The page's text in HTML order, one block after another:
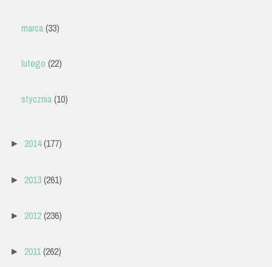
marca(33)
lutego (22)
stycznia(10)
► 2014(177)
► 2013(261)
► 2012(236)
► 2011(262)